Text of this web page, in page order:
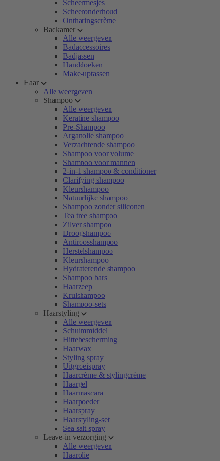
Scheermesjes
Scheeronderhoud
Ontharingscrème
Badkamer
Alle weergeven
Badaccessoires
Badjassen
Handdoeken
Make-uptassen
Haar
Alle weergeven
Shampoo
Alle weergeven
Keratine shampoo
Pre-Shampoo
Arganolie shampoo
Verzachtende shampoo
Shampoo voor volume
Shampoo voor mannen
2-in-1 shampoo & conditioner
Clarifying shampoo
Kleurshampoo
Natuurlijke shampoo
Shampoo zonder siliconen
Tea tree shampoo
Zilver shampoo
Droogshampoo
Antiroosshampoo
Herstelshampoo
Kleurshampoo
Hydraterende shampoo
Shampoo bars
Haarzeep
Krulshampoo
Shampoo-sets
Haarstyling
Alle weergeven
Schuimmiddel
Hittebescherming
Haarwax
Styling spray
Uitgroeispray
Haarcrème & stylingcrème
Haargel
Haarmascara
Haarpoeder
Haarspray
Haarstyling-set
Sea salt spray
Leave-in verzorging
Alle weergeven
Haarolie